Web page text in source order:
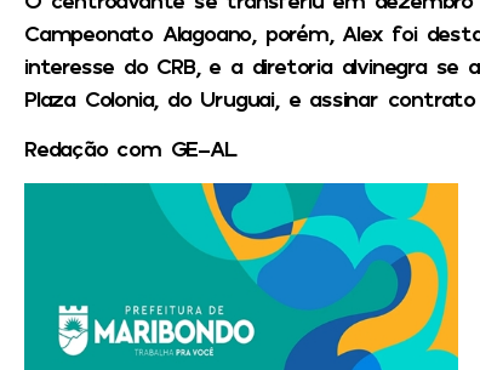
Campeonato Alagoano, porém, Alex foi
interesse do CRB, e a diretoria alvinegra
Plaza Colonia, do Uruguai, e assinar
Redação com GE-AL